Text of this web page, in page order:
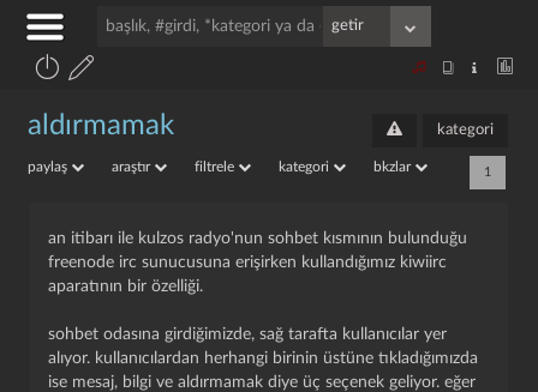
aldırmamak kategori
paylaş araştır filtrele kategori bkzlar 1
an itibarı ile kulzos radyo'nun sohbet kısmının bulunduğu
freenode irc sunucusuna erişirken kullandığımız kiwiirc
aparatının bir özelliği.
sohbet odasına girdiğimizde, sağ tarafta kullanıcılar yer
alıyor. kullanıcılardan herhangi birinin üstüne tıkladığımızda
ise mesaj, bilgi ve aldırmamak diye üç seçenek geliyor. eğer